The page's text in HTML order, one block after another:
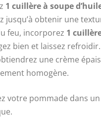
1 cuillère à soupe
jusqu’à obtenir une
feu, incorporez 1
bien et laissez refroidir.
une crème
homogène.
votre pommade dans